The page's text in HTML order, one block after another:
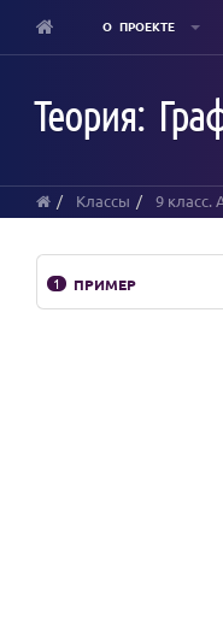
content
О ПРОЕКТЕ
Теория:
Классы 9 класс.
1 ПРИМЕР